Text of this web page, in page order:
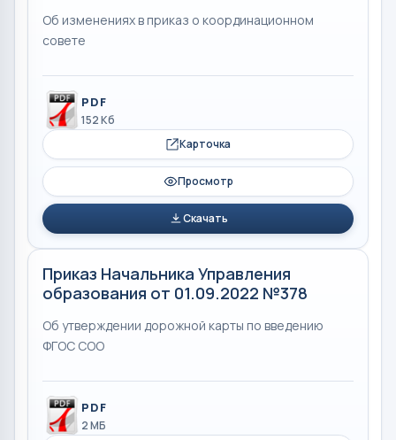
Об изменениях в приказ о координационном
совете
PDF
152 Кб
Карточка
Просмотр
Скачать
Приказ Начальника Управления
образования от 01.09.2022 №378
Об утверждении дорожной карты по введению
ФГОС СОО
PDF
2 МБ